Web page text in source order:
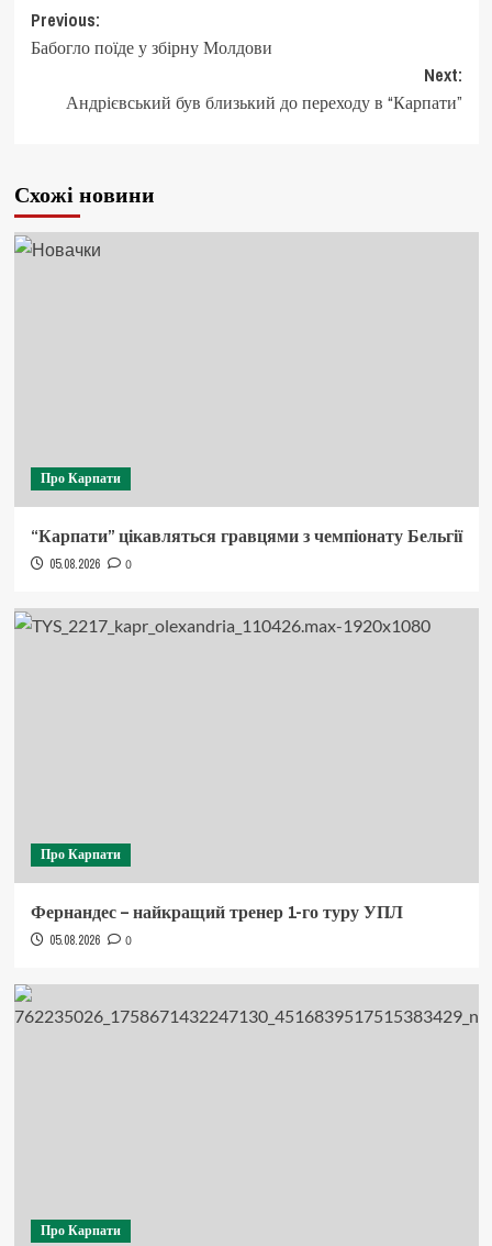
Post
navigation
Previous:
Бабогло поїде у збірну Молдови
Next:
Андрієвський був близький до переходу в “Карпати”
Схожі новини
Про Карпати
“Карпати” цікавляться гравцями з чемпіонату Бельгії
05.08.2026 0
Про Карпати
Фернандес – найкращий тренер 1-го туру УПЛ
05.08.2026 0
Про Карпати